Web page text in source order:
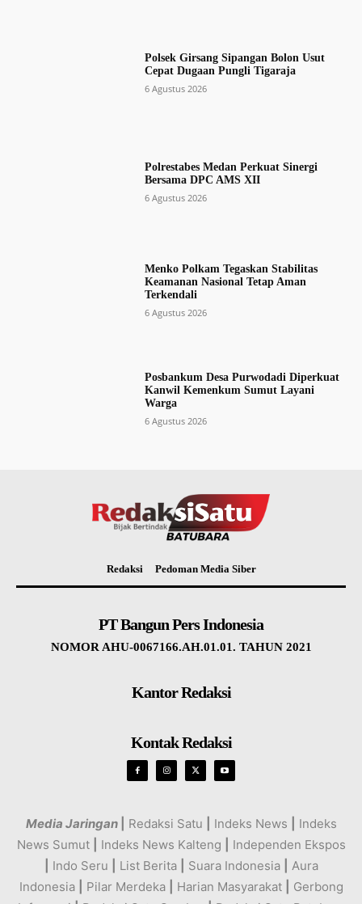
Polsek Girsang Sipangan Bolon Usut
Cepat Dugaan Pungli Tigaraja
6 Agustus 2026
Polrestabes Medan Perkuat Sinergi
Bersama DPC AMS XII
6 Agustus 2026
Menko Polkam Tegaskan Stabilitas
Keamanan Nasional Tetap Aman
Terkendali
6 Agustus 2026
Posbankum Desa Purwodadi Diperkuat
Kanwil Kemenkum Sumut Layani
Warga
6 Agustus 2026
Redaksi Pedoman Media Siber
PT Bangun Pers Indonesia
NOMOR AHU-0067166.AH.01.01. TAHUN 2021
Kantor Redaksi
Kontak Redaksi
Media Jaringan Redaksi Satu Indeks News
Indeks
News Sumut
Indeks News Kalteng
Independen Ekspos
Indo Seru List Berita Suara Indonesia
Aura
Indonesia
Pilar Merdeka Harian Masyarakat
Gerbong